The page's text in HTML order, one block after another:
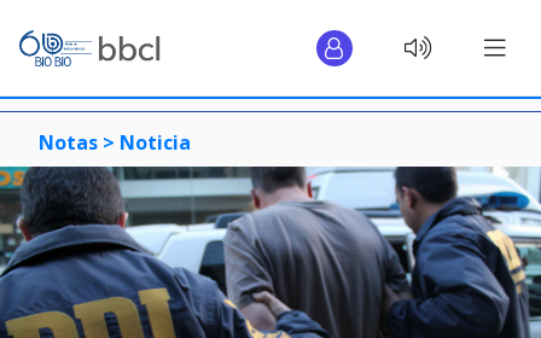
Notas > Noticia